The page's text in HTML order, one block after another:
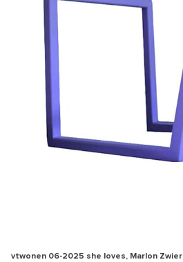
vtwonen 06-2025 she loves, Marlon Zwier